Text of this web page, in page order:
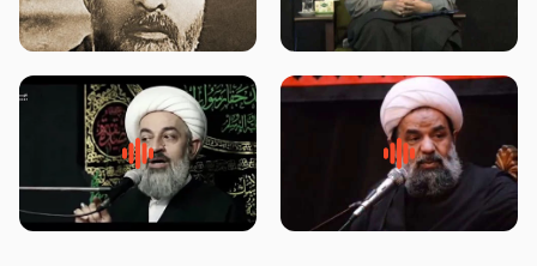
لقب حضرت رقیه سلام الله علیها به
چه معناست – حجت الاسلام علوی
روضه‌ی مجلس یزید ملعون و
اسارت اهل‌بیت علیهم‌السلام –
محدث زاده
سلام جوانی که امام حسین علیه
السلام خودش جوابش را دادند
زیارتی که اسباب رزق زیاد و عمر
طولانی است حجت السلام حسین